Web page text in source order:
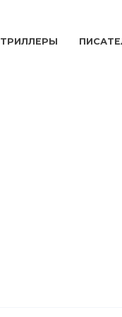
ТРИЛЛЕРЫ